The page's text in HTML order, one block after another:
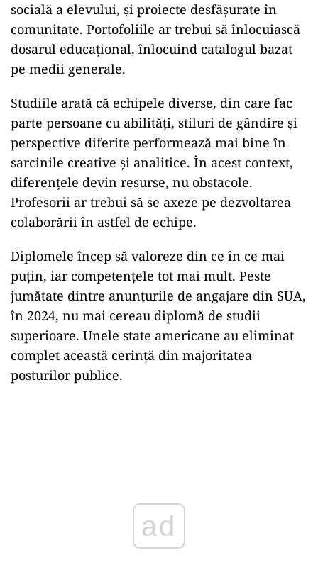
socială a elevului, și proiecte desfășurate în
comunitate. Portofoliile ar trebui să înlocuiască
dosarul educațional, înlocuind catalogul bazat
pe medii generale.
Studiile arată că echipele diverse, din care fac
parte persoane cu abilități, stiluri de gândire și
perspective diferite performează mai bine în
sarcinile creative și analitice. În acest context,
diferențele devin resurse, nu obstacole.
Profesorii ar trebui să se axeze pe dezvoltarea
colaborării în astfel de echipe.
Diplomele încep să valoreze din ce în ce mai
puțin, iar competențele tot mai mult. Peste
jumătate dintre anunțurile de angajare din SUA,
în 2024, nu mai cereau diplomă de studii
superioare. Unele state americane au eliminat
complet această cerință din majoritatea
posturilor publice.
ad